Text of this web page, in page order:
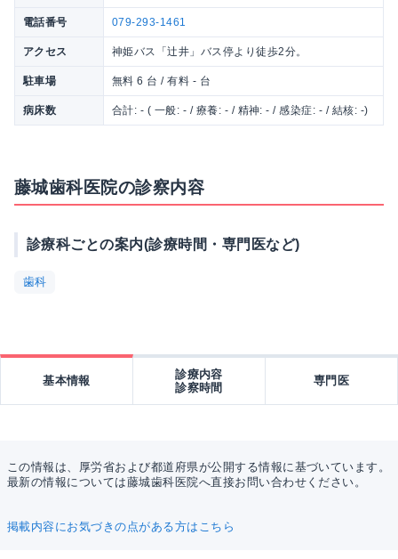
電話番号 079-293-1461
アクセス 神姫バス「辻井」バス停より徒歩2分。
駐車場 無料 6 台 / 有料 - 台
病床数 合計: - ( 一般: - / 療養: - / 精神: - / 感染症: - / 結核: -)
藤城歯科医院の診察内容
診療科ごとの案内(診療時間・専門医など)
歯科
基本情報
診療内容
診察時間
専門医
この情報は、厚労省および都道府県が公開する情報に基づいています。
最新の情報については藤城歯科医院へ直接お問い合わせください。
掲載内容にお気づきの点がある方はこちら